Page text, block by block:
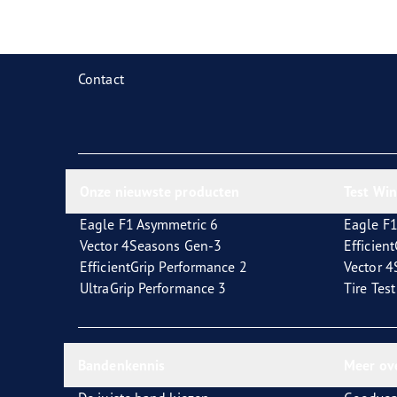
Contact
Eagle F1 Asymmetric 6
Vector 4Seasons Gen-3
EfficientGrip Performance 2
UltraGrip Performance 3
Eagle
Vector
Tire